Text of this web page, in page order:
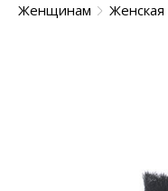
Женщинам Женская